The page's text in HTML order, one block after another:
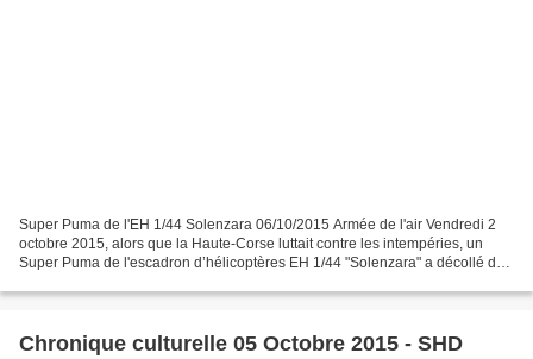
Super Puma de l'EH 1/44 Solenzara 06/10/2015 Armée de l'air Vendredi 2
octobre 2015, alors que la Haute-Corse luttait contre les intempéries, un
Super Puma de l'escadron d’hélicoptères EH 1/44 "Solenzara" a décollé de
Chronique culturelle 05 Octobre 2015 - SHD